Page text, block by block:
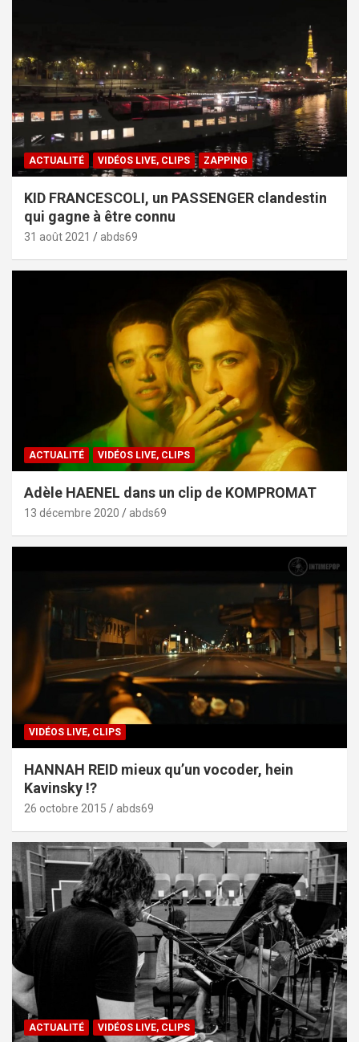
ACTUALITÉ VIDÉOS LIVE, CLIPS ZAPPING
KID FRANCESCOLI, un PASSENGER clandestin
qui gagne à être connu
31 août 2021 abds69
ACTUALITÉ VIDÉOS LIVE, CLIPS
Adèle HAENEL dans un clip de KOMPROMAT
13 décembre 2020 abds69
VIDÉOS LIVE, CLIPS
HANNAH REID mieux qu’un vocoder, hein
Kavinsky !?
26 octobre 2015 abds69
ACTUALITÉ VIDÉOS LIVE, CLIPS